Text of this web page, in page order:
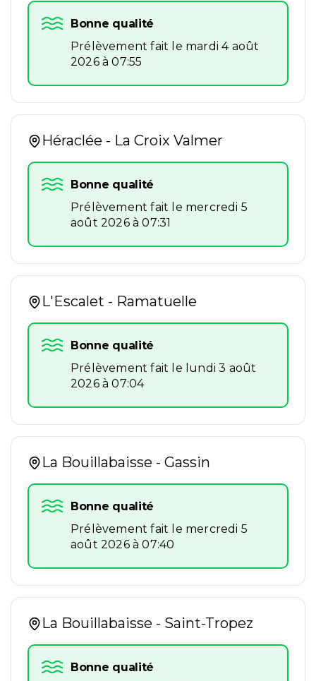
Bonne qualité
Prélèvement fait le mardi 4 août
2026 à 07:55
Héraclée - La Croix Valmer
Bonne qualité
Prélèvement fait le mercredi 5
août 2026 à 07:31
L'Escalet - Ramatuelle
Bonne qualité
Prélèvement fait le lundi 3 août
2026 à 07:04
La Bouillabaisse - Gassin
Bonne qualité
Prélèvement fait le mercredi 5
août 2026 à 07:40
La Bouillabaisse - Saint-Tropez
Bonne qualité